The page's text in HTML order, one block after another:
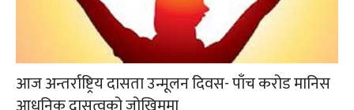
आज अन्तर्राष्ट्रिय दासता उन्मूलन दिवस- पाँच करोड मानिस